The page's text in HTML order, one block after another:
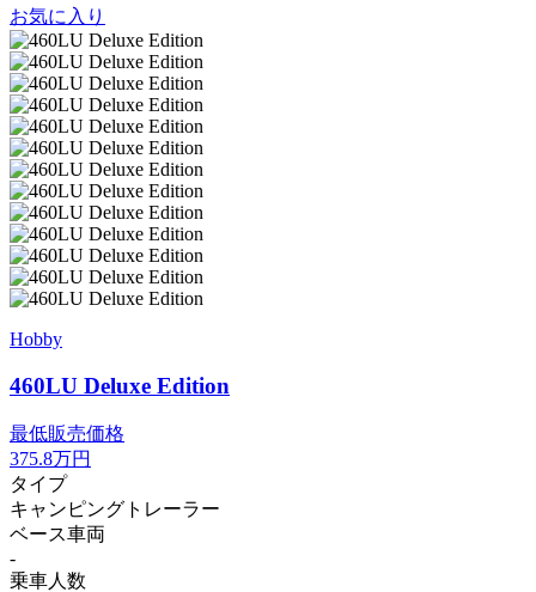
お気に入り
Hobby
460LU Deluxe Edition
最低販売価格
375.8万円
タイプ
キャンピングトレーラー
ベース車両
-
乗車人数